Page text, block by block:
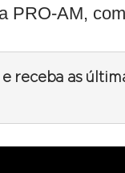
PRO-AM,
e receba as